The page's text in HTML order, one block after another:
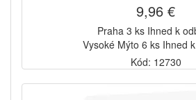
9,96 €
Praha 3 ks Ihned k
Vysoké Mýto 6 ks Ihned
Kód: 12730